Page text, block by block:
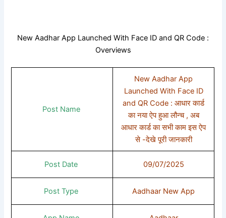
New Aadhar App Launched With Face ID and QR Code :
Overviews
Post Name
New Aadhar App
Launched With Face ID
and QR Code : आधार कार्ड
का नया ऐप हुआ लौन्च , अब
आधार कार्ड का सभी काम इस ऐप
से -देखे पूरी जानकारी
Post Date 09/07/2025
Post Type Aadhaar New App